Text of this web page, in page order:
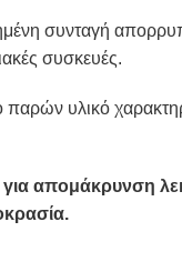
συνταγή
συσκευές.
υλικό
απομάκρυνση